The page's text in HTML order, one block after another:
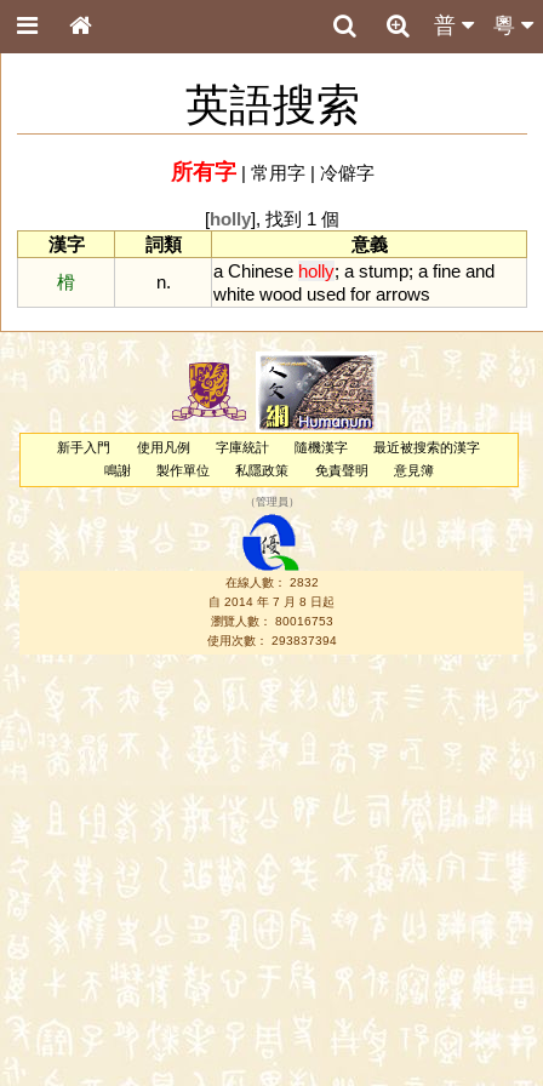
粵
普
英語搜索
所有字| 常用字| 冷僻字
[holly], 找到 1 個
漢字
詞類
意義
榾
n.
a Chinese holly; a stump; a fine and
white wood used for arrows
新手入門 使用凡例 字庫統計 隨機漢字
最近被搜索的漢字
鳴謝
製作單位 私隱政策 免責聲明 意見簿
（管理員 ）
在線人數： 2832
自 2014 年 7 月 8 日起
瀏覽人數： 80016753
使用次數： 293837394